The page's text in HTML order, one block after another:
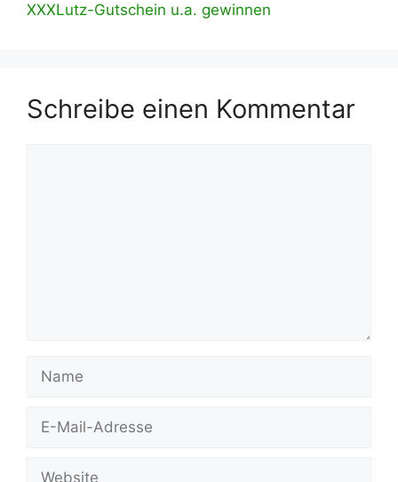
XXXLutz-Gutschein u.a. gewinnen
Schreibe einen Kommentar
Name
Website